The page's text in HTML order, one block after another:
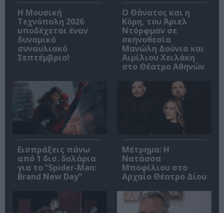
Η Μουσική
Τεχνόπολη 2026
υποδέχεται έναν
δυναμικό
συναυλιακό
Σεπτέμβριο!
Ο Θάνατος και η
Κόρη, του Άριελ
Ντόρφμαν σε
σκηνοθεσία
Μανώλη Δούνια και
Αιμίλιου Χειλάκη
στο Θέατρο Αθηνών
Εισπράξεις πάνω
από 1 δισ. δολάρια
για το “Spider-Man:
Brand New Day”
Μέτρημα: Η
Νατάσσα
Μποφίλιου στο
Αρχαίο Θέατρο Δίου